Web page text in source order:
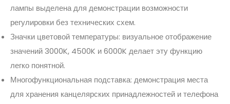
лампы выделена для демонстрации возможности
регулировки без технических схем.
Значки цветовой температуры: визуальное отображение
значений 3000K, 4500K и 6000K делает эту функцию
легко понятной.
Многофункциональная подставка: демонстрация места
для хранения канцелярских принадлежностей и телефона